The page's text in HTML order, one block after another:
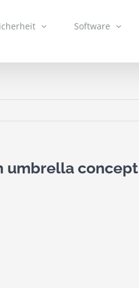
Software
umbrella concept